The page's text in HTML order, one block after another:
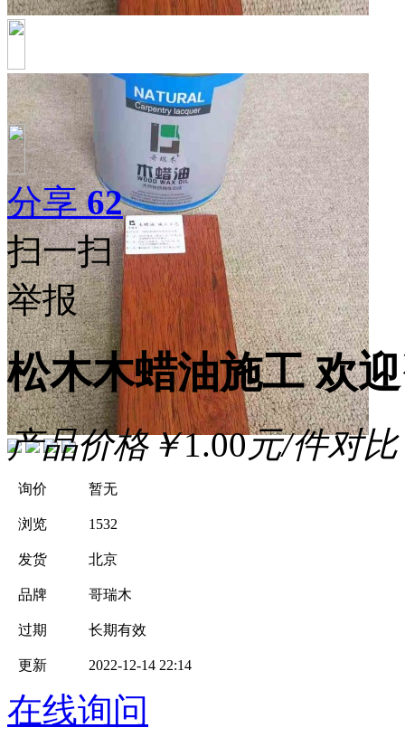
分享62
扫一扫
举报
松木木蜡油施工 欢
产品价格￥1.00元/件对比
询价 暂无
浏览 1532
发货 北京
品牌 哥瑞木
过期 长期有效
更新 2022-12-14 22:14
在线询问